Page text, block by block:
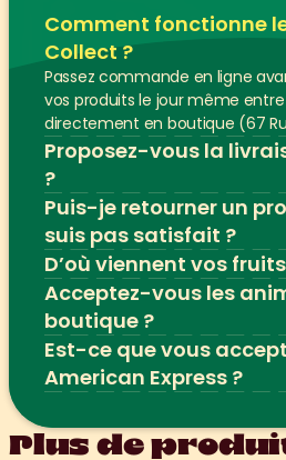
Comment fonctionne
Collect ?
Passez commande en ligne
vos produits le jour même entre
directement en boutique (67
Proposez-vous la
?
Puis-je retourner un
suis pas satisfait ?
D’où viennent vos
Acceptez-vous les
boutique ?
Est-ce que vous
American Express ?
Plus de